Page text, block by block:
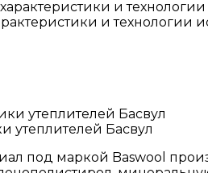
и технологии
утеплителей Басвул
под маркой Baswool